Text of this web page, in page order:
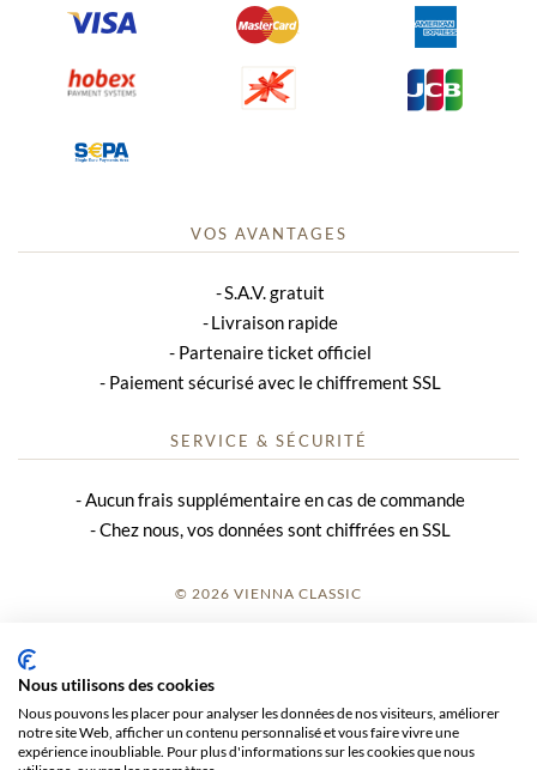
VOS AVANTAGES
S.A.V. gratuit
Livraison rapide
Partenaire ticket officiel
Paiement sécurisé avec le chiffrement SSL
SERVICE & SÉCURITÉ
Aucun frais supplémentaire en cas de commande
Chez nous, vos données sont chiffrées en SSL
© 2026 VIENNA CLASSIC
CGV
Nous utilisons des cookies
Nous pouvons les placer pour analyser les données de nos visiteurs, améliorer
notre site Web, afficher un contenu personnalisé et vous faire vivre une
expérience inoubliable. Pour plus d'informations sur les cookies que nous